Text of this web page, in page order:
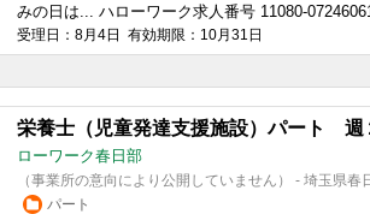
みの日は... ハローワーク求人番号 11080-07246061
受理日：8月4日 有効期限：10月31日
栄養士（児童発達支援施設）パート 週
ローワーク春日部
（事業所の意向により公開していません） - 埼玉県春
パート